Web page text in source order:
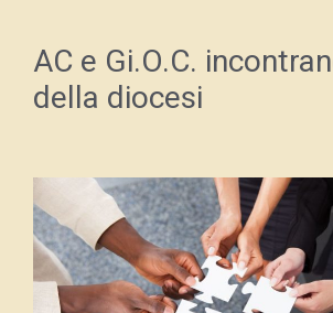
AC e Gi.O.C.
della diocesi